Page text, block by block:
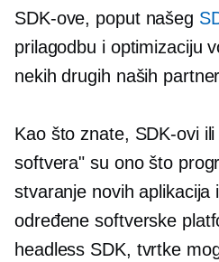
SDK-ove, poput našeg
prilagodbu i optimizaciju
nekih drugih naših
Kao što znate, SDK-ovi
softvera" su ono što
stvaranje novih aplikacija
određene softverske
headless SDK, tvrtke